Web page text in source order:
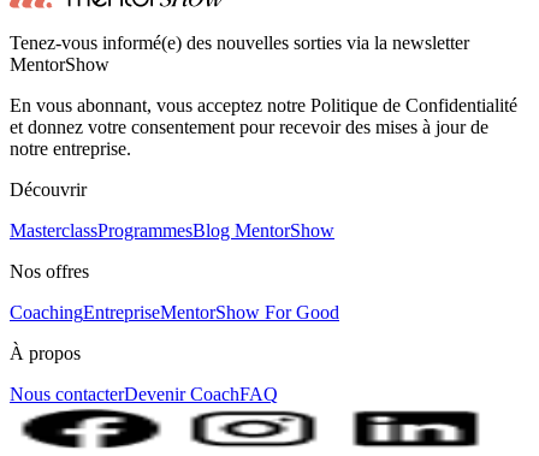
Tenez-vous informé(e) des nouvelles sorties via la newsletter
MentorShow
En vous abonnant, vous acceptez notre Politique de Confidentialité
et donnez votre consentement pour recevoir des mises à jour de
notre entreprise.
Découvrir
MasterclassProgrammesBlog MentorShow
Nos offres
CoachingEntrepriseMentorShow For Good
À propos
Nous contacterDevenir CoachFAQ